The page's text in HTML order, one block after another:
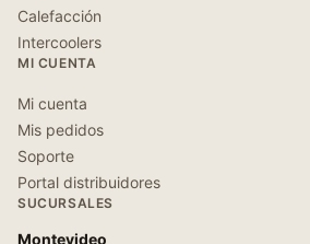
Calefacción
Intercoolers
MI CUENTA
Mi cuenta
Mis pedidos
Soporte
Portal distribuidores
SUCURSALES
Montevideo